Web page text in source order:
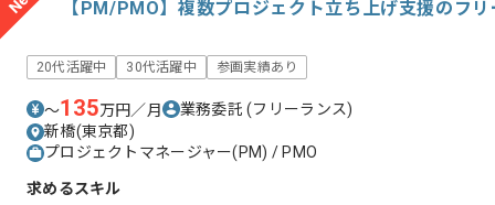
【PM/PMO】複数プロジェクト立ち上げ支援のフ
20代活躍中 30代活躍中 参画実績あり
〜135万円／月 業務委託(フリーランス)
新橋(東京都)
プロジェクトマネージャー(PM) / PMO
求めるスキル